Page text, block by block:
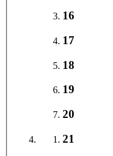
16
17
18
19
20
21